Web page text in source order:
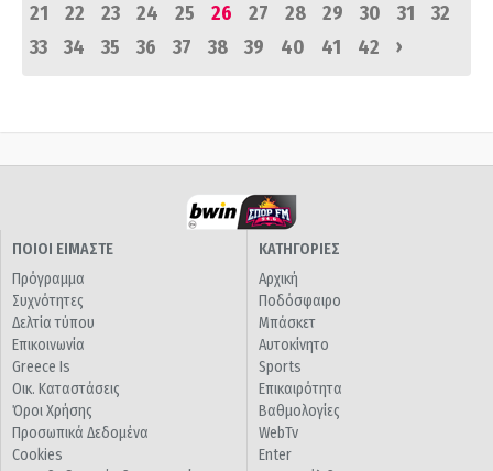
21
22 23 24 25 26 27 28 29 30 31
32
33
34 35 36 37 38 39 40 41 42 ›
ΠΟΙΟΙ ΕΙΜΑΣΤΕ
Πρόγραμμα
Συχνότητες
Δελτία τύπου
Επικοινωνία
Greece Is
Οικ. Καταστάσεις
Όροι Χρήσης
Προσωπικά Δεδομένα
Cookies
ΚΑΤΗΓΟΡΙΕΣ
Αρχική
Ποδόσφαιρο
Μπάσκετ
Αυτοκίνητο
Sports
Επικαιρότητα
Βαθμολογίες
WebTv
Enter